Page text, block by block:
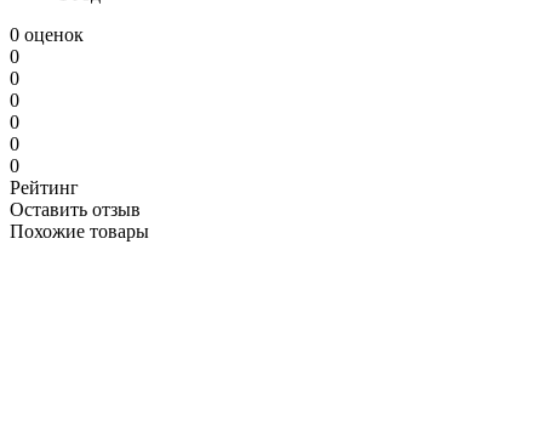
0 оценок
0
0
0
0
0
0
Рейтинг
Оставить отзыв
Похожие товары